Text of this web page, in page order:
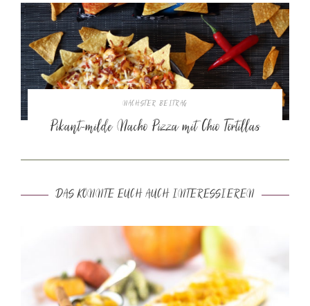
NÄCHSTER BEITRAG
Pikant-milde Nacho Pizza mit Chio Tortillas
DAS KÖNNTE EUCH AUCH INTERESSIEREN